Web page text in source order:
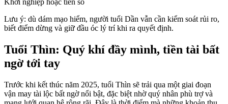
Khởi nghiệp hoặc tiền số
Lưu ý: dù dám mạo hiểm, người tuổi Dần vẫn cần kiểm soát rủi ro,
biết điểm dừng và giữ đầu óc lý trí khi ra quyết định.
Tuổi Thìn: Quý khí đầy mình, tiền tài bất
ngờ tới tay
Trước khi kết thúc năm 2025, tuổi Thìn sẽ trải qua một giai đoạn
vận may tài lộc bất ngờ nổi bật, đặc biệt nhờ quý nhân phù trợ và